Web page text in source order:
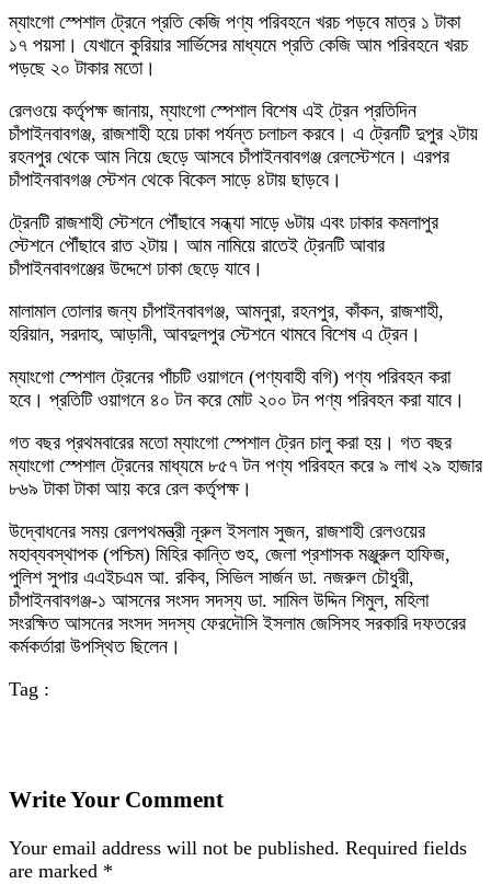
ম্যাংগো স্পেশাল ট্রেনে প্রতি কেজি পণ্য পরিবহনে খরচ পড়বে মাত্র ১ টাকা
১৭ পয়সা। যেখানে কুরিয়ার সার্ভিসের মাধ্যমে প্রতি কেজি আম পরিবহনে খরচ
পড়ছে ২০ টাকার মতো।
রেলওয়ে কর্তৃপক্ষ জানায়, ম্যাংগো স্পেশাল বিশেষ এই ট্রেন প্রতিদিন
চাঁপাইনবাবগঞ্জ, রাজশাহী হয়ে ঢাকা পর্যন্ত চলাচল করবে। এ ট্রেনটি দুপুর ২টায়
রহনপুর থেকে আম নিয়ে ছেড়ে আসবে চাঁপাইনবাবগঞ্জ রেলস্টেশনে। এরপর
চাঁপাইনবাবগঞ্জ স্টেশন থেকে বিকেল সাড়ে ৪টায় ছাড়বে।
ট্রেনটি রাজশাহী স্টেশনে পৌঁছাবে সন্ধ্যা সাড়ে ৬টায় এবং ঢাকার কমলাপুর
স্টেশনে পৌঁছাবে রাত ২টায়। আম নামিয়ে রাতেই ট্রেনটি আবার
চাঁপাইনবাবগঞ্জের উদ্দেশে ঢাকা ছেড়ে যাবে।
মালামাল তোলার জন্য চাঁপাইনবাবগঞ্জ, আমনুরা, রহনপুর, কাঁকন, রাজশাহী,
হরিয়ান, সরদাহ, আড়ানী, আবদুলপুর স্টেশনে থামবে বিশেষ এ ট্রেন।
ম্যাংগো স্পেশাল ট্রেনের পাঁচটি ওয়াগনে (পণ্যবাহী বগি) পণ্য পরিবহন করা
হবে। প্রতিটি ওয়াগনে ৪০ টন করে মোট ২০০ টন পণ্য পরিবহন করা যাবে।
গত বছর প্রথমবারের মতো ম্যাংগো স্পেশাল ট্রেন চালু করা হয়। গত বছর
ম্যাংগো স্পেশাল ট্রেনের মাধ্যমে ৮৫৭ টন পণ্য পরিবহন করে ৯ লাখ ২৯ হাজার
৮৬৯ টাকা টাকা আয় করে রেল কর্তৃপক্ষ।
উদ্বোধনের সময় রেলপথমন্ত্রী নূরুল ইসলাম সুজন, রাজশাহী রেলওয়ের
মহাব্যবস্থাপক (পশ্চিম) মিহির কান্তি গুহ, জেলা প্রশাসক মঞ্জুরুল হাফিজ,
পুলিশ সুপার এএইচএম আ. রকিব, সিভিল সার্জন ডা. নজরুল চৌধুরী,
চাঁপাইনবাবগঞ্জ-১ আসনের সংসদ সদস্য ডা. সামিল উদ্দিন শিমুল, মহিলা
সংরক্ষিত আসনের সংসদ সদস্য ফেরদৌসি ইসলাম জেসিসহ সরকারি দফতরের
কর্মকর্তারা উপস্থিত ছিলেন।
Tag :
Write Your Comment
Your email address will not be published. Required fields
are marked *